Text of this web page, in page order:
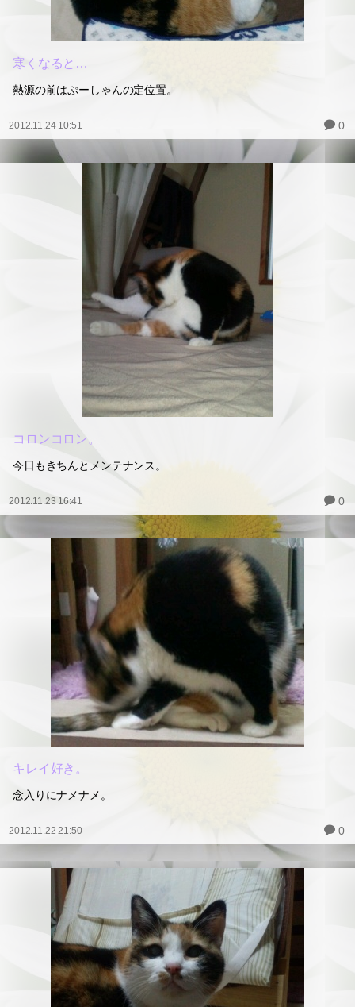
寒くなると…
熱源の前はぷーしゃんの定位置。
2012.11.24 10:51 0
コロンコロン。
今日もきちんとメンテナンス。
2012.11.23 16:41 0
キレイ好き。
念入りにナメナメ。
2012.11.22 21:50 0